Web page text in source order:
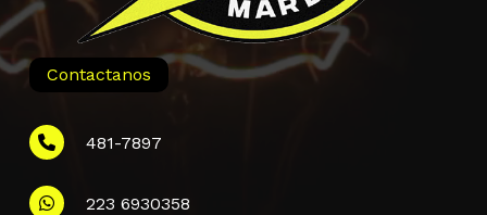
Contactanos
481-7897
223 6930358